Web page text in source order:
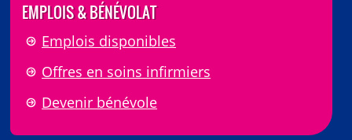
EMPLOIS & BÉNÉVOLAT
Emplois disponibles
Offres en soins infirmiers
Devenir bénévole